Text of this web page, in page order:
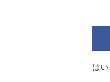
はい